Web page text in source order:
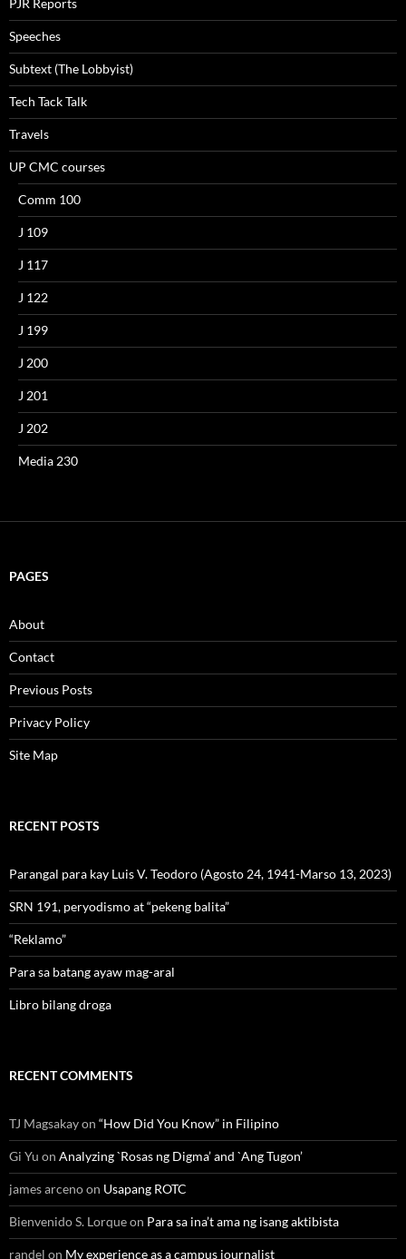
Speeches
Subtext (The Lobbyist)
Tech Tack Talk
Travels
UP CMC courses
Comm 100
J 109
J 117
J 122
J 199
J 200
J 201
J 202
Media 230
PAGES
About
Contact
Previous Posts
Privacy Policy
Site Map
RECENT POSTS
Parangal para kay Luis V. Teodoro (Agosto 24, 1941-Marso 13, 2023)
SRN 191, peryodismo at “pekeng balita”
“Reklamo”
Para sa batang ayaw mag-aral
Libro bilang droga
RECENT COMMENTS
TJ Magsakayon “How Did You Know” in Filipino
Gi Yu on Analyzing `Rosas ng Digma’ and `Ang Tugon’
james arcenoon Usapang ROTC
Bienvenido S. Lorqueon Para sa ina’t ama ng isang aktibista
randel on My experience as a campus journalist